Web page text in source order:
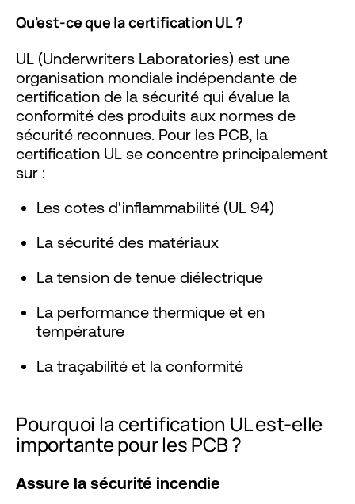
Qu'est-ce que la certification UL ?
UL (Underwriters Laboratories) est une
organisation mondiale indépendante de
certification de la sécurité qui évalue la
conformité des produits aux normes de
sécurité reconnues. Pour les PCB, la
certification UL se concentre principalement
sur :
Les cotes d'inflammabilité (UL 94)
La sécurité des matériaux
La tension de tenue diélectrique
La performance thermique et en
température
La traçabilité et la conformité
Pourquoi la certification UL est-elle
importante pour les PCB ?
Assure la sécurité incendie